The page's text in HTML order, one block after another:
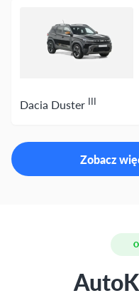
Dacia Duster III
Zobacz